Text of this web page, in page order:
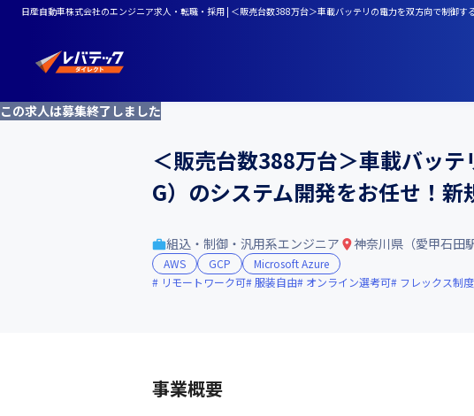
日産自動車株式会社のエンジニア求人・転職・採用 | ＜販売台数388万台＞車載バッテリの電力を双方向で制御
この求人は募集終了しました
＜販売台数388万台＞車載バッ
G）のシステム開発をお任せ！
組込・制御・汎用系エンジニア 神奈川県（愛甲石田駅
AWS GCP
Microsoft Azure
リモートワーク可 服装自由 オンライン選考可 フレックス制
事業概要